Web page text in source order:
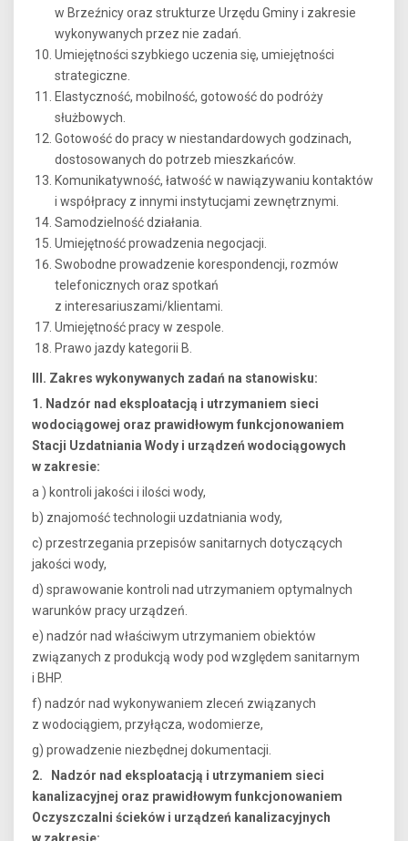
w Brzeźnicy oraz strukturze Urzędu Gminy i zakresie
wykonywanych przez nie zadań.
Umiejętności szybkiego uczenia się, umiejętności
strategiczne.
Elastyczność, mobilność, gotowość do podróży
służbowych.
Gotowość do pracy w niestandardowych godzinach,
dostosowanych do potrzeb mieszkańców.
Komunikatywność, łatwość w nawiązywaniu kontaktów
i współpracy z innymi instytucjami zewnętrznymi.
Samodzielność działania.
Umiejętność prowadzenia negocjacji.
Swobodne prowadzenie korespondencji, rozmów
telefonicznych oraz spotkań
z interesariuszami/klientami.
Umiejętność pracy w zespole.
Prawo jazdy kategorii B.
III. Zakres wykonywanych zadań na stanowisku:
1. Nadzór nad eksploatacją i utrzymaniem sieci
wodociągowej oraz prawidłowym funkcjonowaniem
Stacji Uzdatniania Wody i urządzeń wodociągowych
w zakresie:
a ) kontroli jakości i ilości wody,
b) znajomość technologii uzdatniania wody,
c) przestrzegania przepisów sanitarnych dotyczących
jakości wody,
d) sprawowanie kontroli nad utrzymaniem optymalnych
warunków pracy urządzeń.
e) nadzór nad właściwym utrzymaniem obiektów
związanych z produkcją wody pod względem sanitarnym
i BHP.
f) nadzór nad wykonywaniem zleceń związanych
z wodociągiem, przyłącza, wodomierze,
g) prowadzenie niezbędnej dokumentacji.
2. Nadzór nad eksploatacją i utrzymaniem sieci
kanalizacyjnej oraz prawidłowym funkcjonowaniem
Oczyszczalni ścieków i urządzeń kanalizacyjnych